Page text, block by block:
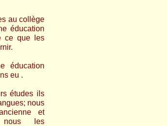
au collège
éducation
ce que les
éducation
eu .
études ils
nous
et
nous les